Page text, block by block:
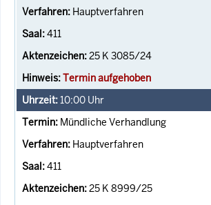
Hauptverfahren
411
25 K 3085/24
Termin aufgehoben
10:00 Uhr
Mündliche Verhandlung
Hauptverfahren
411
25 K 8999/25